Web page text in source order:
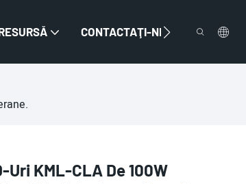
CONTACTAŢI-NE
KML-CLA De 100W